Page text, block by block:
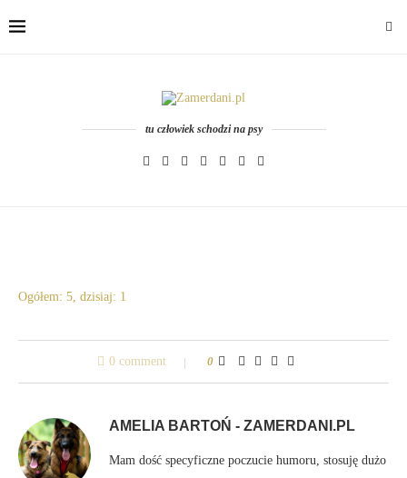
tu człowiek schodzi na psy
Ogółem: 5, dzisiaj: 1
0 comment 0
AMELIA BARTOŃ - ZAMERDANI.PL
Mam dość specyficzne poczucie humoru, stosuję dużo